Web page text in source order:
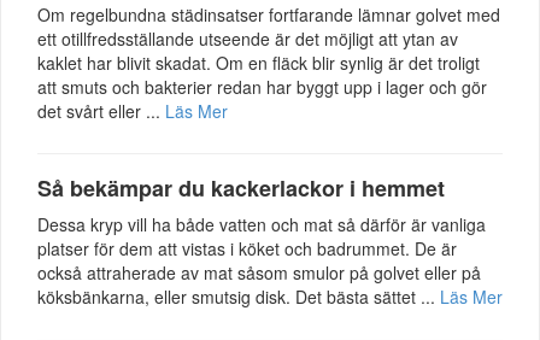
Om regelbundna städinsatser fortfarande lämnar golvet med
ett otillfredsställande utseende är det möjligt att ytan av
kaklet har blivit skadat. Om en fläck blir synlig är det troligt
att smuts och bakterier redan har byggt upp i lager och gör
det svårt eller ... Läs Mer
Så bekämpar du kackerlackor i hemmet
Dessa kryp vill ha både vatten och mat så därför är vanliga
platser för dem att vistas i köket och badrummet. De är
också attraherade av mat såsom smulor på golvet eller på
köksbänkarna, eller smutsig disk. Det bästa sättet ... Läs Mer